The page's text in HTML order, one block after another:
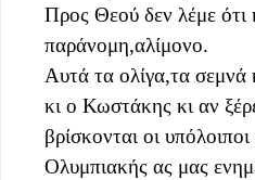
Προς Θεού δεν λέμε ότι
παράνομη,αλίμονο.
Αυτά τα ολίγα,τα σεμνά
κι ο Κωστάκης κι αν
βρίσκονται οι
Ολυμπιακής ας μας